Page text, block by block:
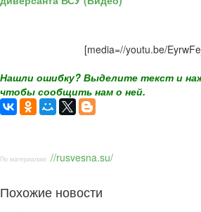
[media=//youtu.be/
Нашли ошибку? Выделите текст и
чтобы сообщить нам о ней.
По материалам: //rusvesna.su/
Похожие новости